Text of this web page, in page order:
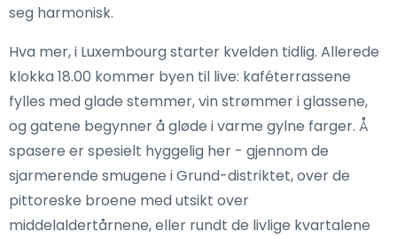
seg harmonisk.
Hva mer, i Luxembourg starter kvelden tidlig. Allerede
klokka 18.00 kommer byen til live: kaféterrassene
fylles med glade stemmer, vin strømmer i glassene,
og gatene begynner å gløde i varme gylne farger. Å
spasere er spesielt hyggelig her - gjennom de
sjarmerende smugene i Grund-distriktet, over de
pittoreske broene med utsikt over
middelaldertårnene, eller rundt de livlige kvartalene